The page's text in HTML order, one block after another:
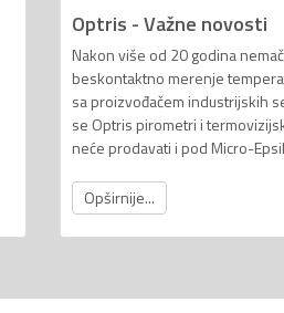
Optris - Važne novosti
Nakon više od 20 godina
beskontaktno merenje
sa proizvođačem industrijskih
se Optris pirometri i
neće prodavati i pod Micro-
Opširnije...